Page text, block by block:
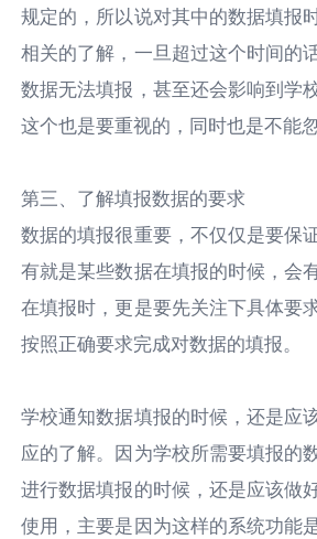
规定的，所以说对其中的数据填报
相关的了解，一旦超过这个时间的
数据无法填报，甚至还会影响到学
这个也是要重视的，同时也是不能忽
第三、了解填报数据的要求
数据的填报很重要，不仅仅是要保
有就是某些数据在填报的时候，会
在填报时，更是要先关注下具体要
按照正确要求完成对数据的填报。
学校通知数据填报的时候，还是应
应的了解。因为学校所需要填报的
进行数据填报的时候，还是应该做
使用，主要是因为这样的系统功能